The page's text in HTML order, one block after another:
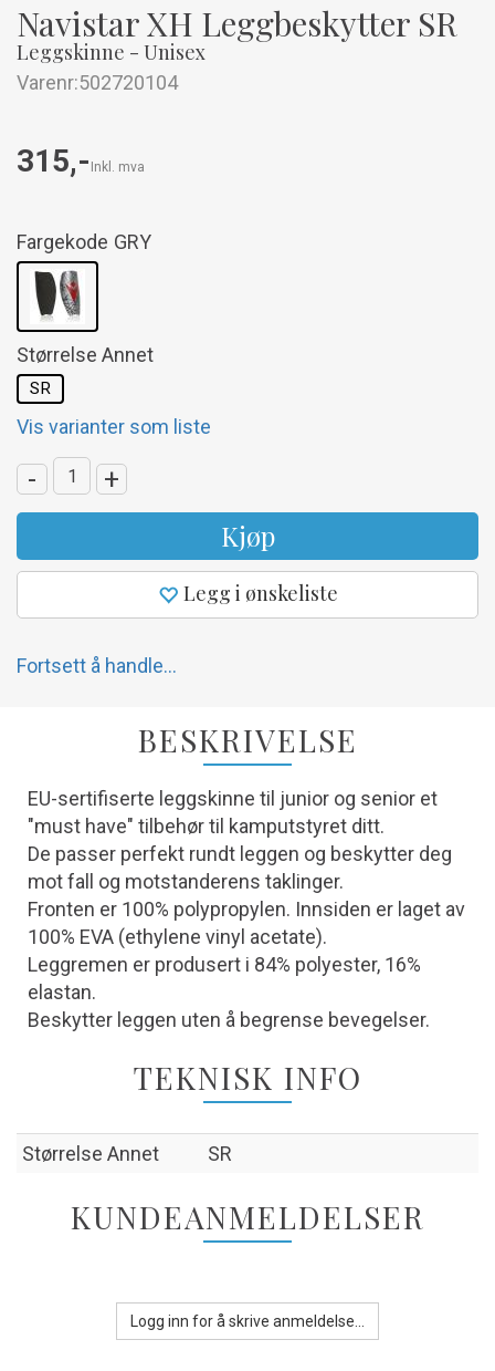
Navistar XH Leggbeskytter SR
Leggskinne - Unisex
Varenr:502720104
315,- Inkl. mva
Fargekode GRY
Størrelse Annet
SR
Vis varianter som liste
- +
Kjøp
Legg i ønskeliste
Fortsett å handle...
BESKRIVELSE
EU-sertifiserte leggskinne til junior og senior et
"must have" tilbehør til kamputstyret ditt.
De passer perfekt rundt leggen og beskytter deg
mot fall og motstanderens taklinger.
Fronten er 100% polypropylen. Innsiden er laget av
100% EVA (ethylene vinyl acetate).
Leggremen er produsert i 84% polyester, 16%
elastan.
Beskytter leggen uten å begrense bevegelser.
TEKNISK INFO
Størrelse Annet SR
KUNDEANMELDELSER
Logg inn for å skrive anmeldelse...